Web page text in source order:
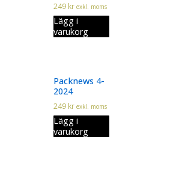
249 kr exkl. moms
Lägg i
varukorg
Packnews 4-
2024
249 kr exkl. moms
Lägg i
varukorg